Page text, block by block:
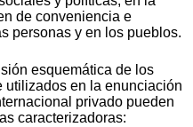
de conveniencia e
personas y en los pueblos.
esquemática de los
utilizados en la enunciación
privado pueden
caracterizadoras: